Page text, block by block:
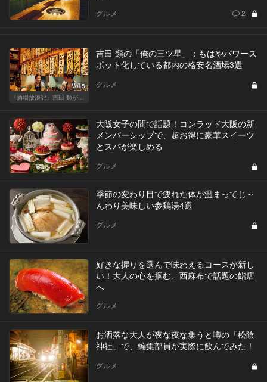
グルメ 2
Vol.5
『酒場放浪記』吉田 類が酒場指南！この酒場に行っときゃ間違いない
吉田 類の「俺の三ツ星」：もはやパワース
ポット化している都内の格安名酒場3選
グルメ
大阪女子の間で話題！コンラッド大阪の新
メンバーシップで、超お得に豪華スイーツ
とスパが楽しめる
グルメ
季節の変わり目で疲れた体が温まってじ～
んわり美味しい参鶏湯4選
グルメ
好きな握りを選んで味わえるコースが新し
い！大人の心を掴む、西麻布で話題の鮨店
へ
グルメ
お洒落な大人が夜な夜な集うと噂の「松陰
神社」で、編集部員が実際に飲んでみた！
グルメ